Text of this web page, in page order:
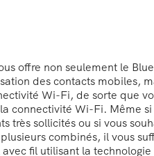
offre non seulement le
des contacts mobiles,
Wi-Fi, de sorte que
connectivité Wi-Fi. Même
très sollicités ou si vous
combinés, il vous
fil utilisant la